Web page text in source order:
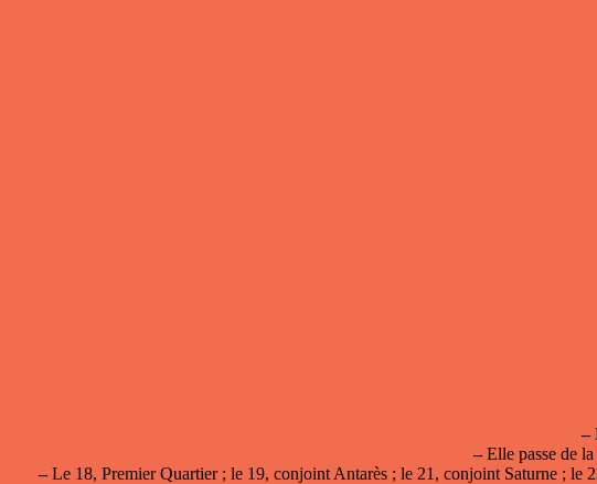
–
–Elle passe de la
–Le 18, Premier Quartier ; le 19, conjoint Antarès ; le 21, conjoint Saturne ;